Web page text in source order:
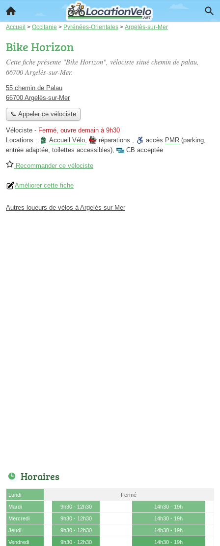
Accueil > Occitanie > Pyrénées-Orientales > Argelès-sur-Mer
Bike Horizon
Cette fiche présente "Bike Horizon", vélociste situé chemin de palau,
66700 Argelès-sur-Mer.
55 chemin de Palau
66700 Argelès-sur-Mer
📞 Appeler ce vélociste
Vélociste - Fermé, ouvre demain à 9h30
Locations :
Accueil Vélo, réparations , accès PMR (parking,
entrée adaptée, toilettes accessibles), CB acceptée
Recommander ce vélociste
Améliorer cette fiche
Autres loueurs de vélos à Argelès-sur-Mer
Horaires
Lundi
Fermé
Mardi
9h30 - 12h30
14h30 - 19h
Mercredi
9h30 - 12h30
14h30 - 19h
Jeudi
9h30 - 12h30
14h30 - 19h
Vendredi
9h30 - 12h30
14h30 - 19h